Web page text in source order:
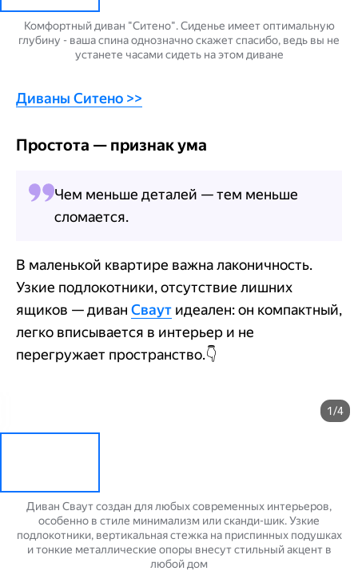
Комфортный диван "Ситено". Сиденье имеет оптимальную
глубину - ваша спина однозначно скажет спасибо, ведь вы не
устанете часами сидеть на этом диване
Диваны Ситено >>
Простота — признак ума
Чем меньше деталей — тем меньше
сломается.
В маленькой квартире важна лаконичность.
Узкие подлокотники, отсутствие лишних
ящиков — диван Сваут идеален: он компактный,
легко вписывается в интерьер и не
перегружает пространство.👇
1/4
Диван Сваут создан для любых современных интерьеров,
особенно в стиле минимализм или сканди-шик. Узкие
подлокотники, вертикальная стежка на приспинных подушках
и тонкие металлические опоры внесут стильный акцент в
любой дом